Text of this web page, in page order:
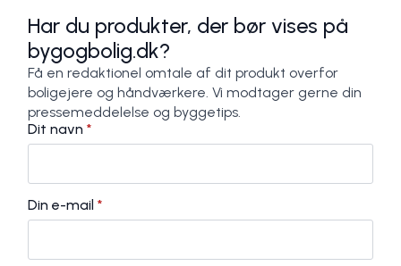
Har du produkter, der bør vises på
bygogbolig.dk?
Få en redaktionel omtale af dit produkt overfor
boligejere og håndværkere. Vi modtager gerne din
pressemeddelelse og byggetips.
Dit navn *
Din e-mail *